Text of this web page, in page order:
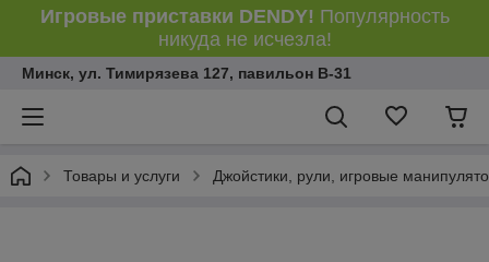
Игровые приставки DENDY! Популярность
никуда не исчезла!
Минск, ул. Тимирязева 127, павильон В-31
Товары и услуги Джойстики, рули, игровые